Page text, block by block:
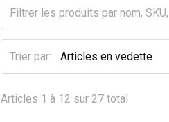
Trier par:
Articles 1 à 12 sur 27 total